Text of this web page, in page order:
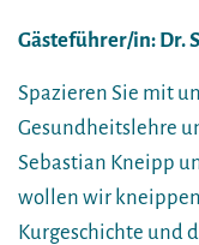
Gästeführer/in: Dr.
Spazieren Sie mit
Gesundheitslehre
Sebastian Kneipp
wollen wir
Kurgeschichte und